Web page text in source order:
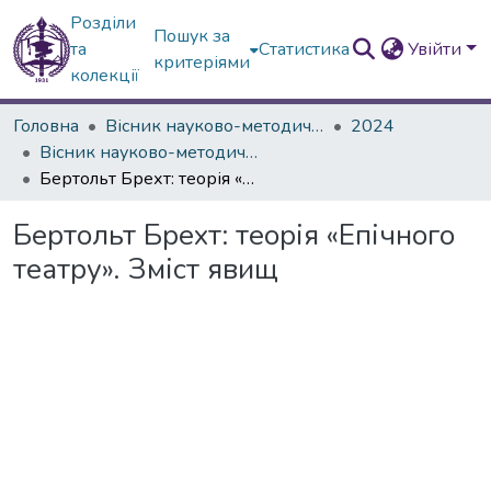
Розділи
та
колекції
Пошук за
критеріями
Статистика Увійти
Головна Вісник науково-методичних досліджень ВГПК
2024
Вісник науково-методичних досліджень ВГПК № 1 (45)
Бертольт Брехт: теорія «Епічного театру». Зміст явищ
Бертольт Брехт: теорія «Епічного
театру». Зміст явищ